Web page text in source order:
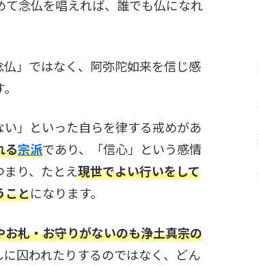
て念仏を唱えれば、誰でも仏になれ
」ではなく、阿弥陀如来を信じ感
」といった自らを律する戒めがあ
る宗派であり、「信心」という感情
り、たとえ現世でよい行いをして
ことになります。
お札・お守りがないのも浄土真宗の
囚われたりするのではなく、どん